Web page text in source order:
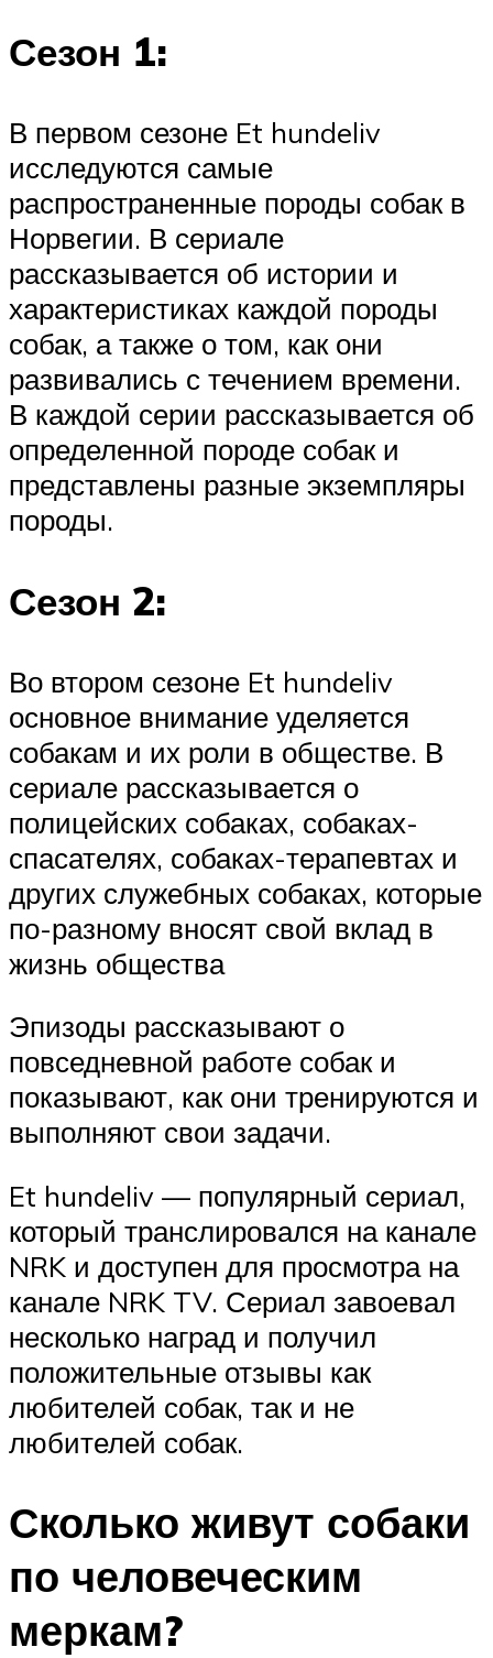
Сезон 1:
В первом сезоне Et hundeliv
исследуются самые
распространенные породы собак в
Норвегии. В сериале
рассказывается об истории и
характеристиках каждой породы
собак, а также о том, как они
развивались с течением времени.
В каждой серии рассказывается об
определенной породе собак и
представлены разные экземпляры
породы.
Сезон 2:
Во втором сезоне Et hundeliv
основное внимание уделяется
собакам и их роли в обществе. В
сериале рассказывается о
полицейских собаках, собаках-
спасателях, собаках-терапевтах и ​​
других служебных собаках, которые
по-разному вносят свой вклад в
жизнь общества
Эпизоды рассказывают о
повседневной работе собак и
показывают, как они тренируются и
выполняют свои задачи.
Et hundeliv — популярный сериал,
который транслировался на канале
NRK и доступен для просмотра на
канале NRK TV. Сериал завоевал
несколько наград и получил
положительные отзывы как
любителей собак, так и не
любителей собак.
Сколько живут собаки
по человеческим
меркам?